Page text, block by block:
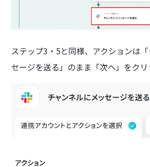
ステップ3・5と同様、アクションは
セージを送る」のまま「次へ」をクリ